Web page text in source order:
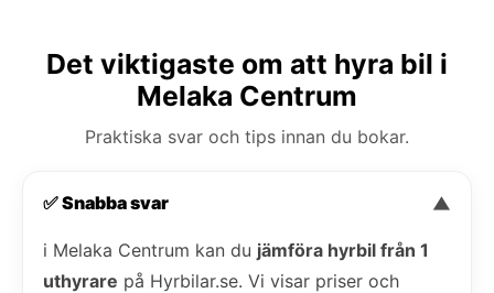
Det viktigaste om att hyra bil i
Melaka Centrum
Praktiska svar och tips innan du bokar.
✅ Snabba svar ▼
i Melaka Centrum kan du jämföra hyrbil från 1
uthyrare på Hyrbilar.se. Vi visar priser och